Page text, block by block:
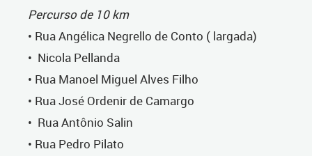
Percurso de 10 km
• Rua Angélica Negrello de Conto ( largada)
• Nicola Pellanda
• Rua Manoel Miguel Alves Filho
• Rua José Ordenir de Camargo
• Rua Antônio Salin
• Rua Pedro Pilato